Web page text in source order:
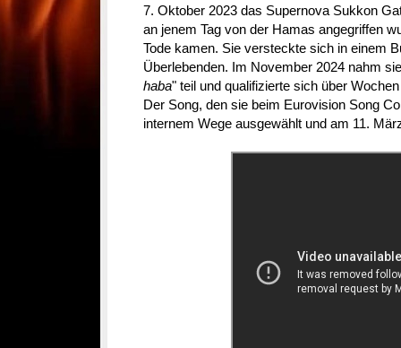
7. Oktober 2023 das Supernova Sukkon
an jenem Tag von der Hamas angegriffen
Tode kamen. Sie versteckte sich in einem
Überlebenden. Im November 2024 nahm
haba" teil und qualifizierte sich über
Der Song, den sie beim Eurovision Song
internem Wege ausgewählt und am 11.